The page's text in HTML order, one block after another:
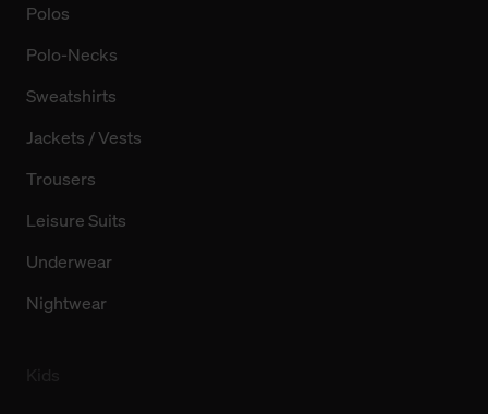
Polos
Polo-Necks
Sweatshirts
Jackets / Vests
Trousers
Leisure Suits
Underwear
Nightwear